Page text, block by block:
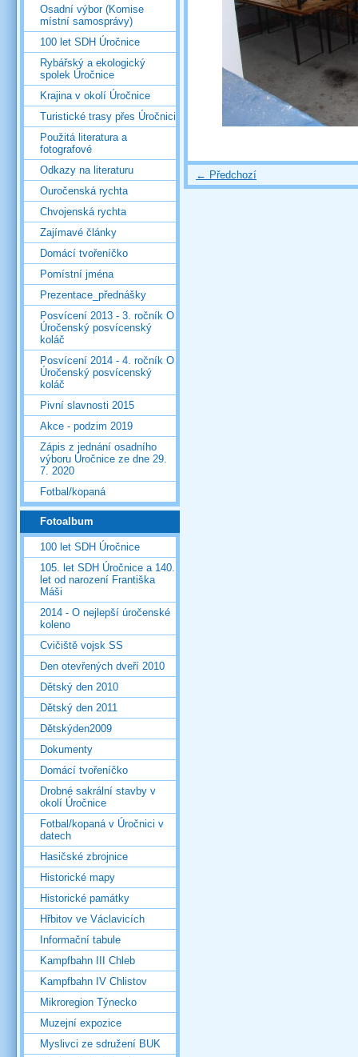
← Předchozí
Osadní výbor (Komise
místní samosprávy)
100 let SDH Úročnice
Rybářský a ekologický
spolek Úročnice
Krajina v okolí Úročnice
Turistické trasy přes Úročnici
Použitá literatura a
fotografové
Odkazy na literaturu
Ouročenská rychta
Chvojenská rychta
Zajímavé články
Domácí tvořeníčko
Pomístní jména
Prezentace_přednášky
Posvícení 2013 - 3. ročník O
Úročenský posvícenský
koláč
Posvícení 2014 - 4. ročník O
Úročenský posvícenský
koláč
Pivní slavnosti 2015
Akce - podzim 2019
Zápis z jednání osadního
výboru Úročnice ze dne 29.
7. 2020
Fotbal/kopaná
Fotoalbum
100 let SDH Úročnice
105. let SDH Úročnice a 140.
let od narození Františka
Máši
2014 - O nejlepší úročenské
koleno
Cvičiště vojsk SS
Den otevřených dveří 2010
Dětský den 2010
Dětský den 2011
Dětskýden2009
Dokumenty
Domácí tvořeníčko
Drobné sakrální stavby v
okolí Úročnice
Fotbal/kopaná v Úročnici v
datech
Hasičské zbrojnice
Historické mapy
Historické památky
Hřbitov ve Václavicích
Informační tabule
Kampfbahn III Chleb
Kampfbahn IV Chlistov
Mikroregion Týnecko
Muzejní expozice
Myslivci ze sdružení BUK